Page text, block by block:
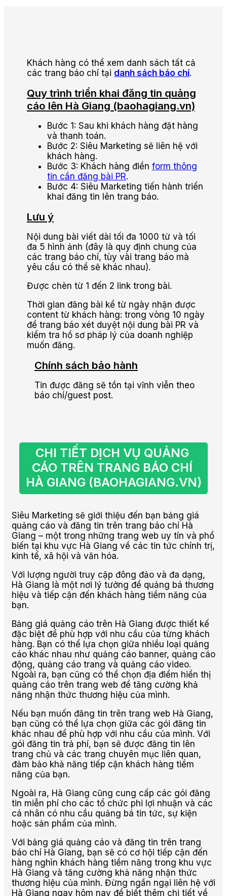
Khách hàng có thể xem danh sách tất cả
các trang báo chí tại danh sách báo chí.
Quy trình triển khai đăng tin quảng
cáo lên Hà Giang (baohagiang.vn)
Bước 1: Sau khi khách hàng đặt hàng
và thanh toán.
Bước 2: Siêu Marketing sẽ liên hệ với
khách hàng.
Bước 3: Khách hàng điền form thông
tin cần đăng bài PR.
Bước 4: Siêu Marketing tiến hành triển
khai đăng tin lên trang báo.
Lưu ý
Nội dung bài viết dài tối đa 1000 từ và tối
đa 5 hình ảnh (đây là quy định chung của
các trang báo chí, tùy vài trang báo mà
yêu cầu có thể sẽ khác nhau).
Được chèn từ 1 đến 2 link trong bài.
Thời gian đăng bài kể từ ngày nhận được
content từ khách hàng: trong vòng 10 ngày
để trang báo xét duyệt nội dung bài PR và
kiểm tra hồ sơ pháp lý của doanh nghiệp
muốn đăng.
Chính sách bảo hành
Tin được đăng sẽ tồn tại vĩnh viễn theo
báo chí/guest post.
CHI TIẾT DỊCH VỤ QUẢNG
CÁO TRÊN TRANG BÁO CHÍ
HÀ GIANG (BAOHAGIANG.VN)
Siêu Marketing sẽ giới thiệu đến bạn bảng giá
quảng cáo và đăng tin trên trang báo chí Hà
Giang – một trong những trang web uy tín và phổ
biến tại khu vực Hà Giang về các tin tức chính trị,
kinh tế, xã hội và văn hóa.
Với lượng người truy cập đông đảo và đa dạng,
Hà Giang là một nơi lý tưởng để quảng bá thương
hiệu và tiếp cận đến khách hàng tiềm năng của
bạn.
Bảng giá quảng cáo trên Hà Giang được thiết kế
đặc biệt để phù hợp với nhu cầu của từng khách
hàng. Bạn có thể lựa chọn giữa nhiều loại quảng
cáo khác nhau như quảng cáo banner, quảng cáo
động, quảng cáo trang và quảng cáo video.
Ngoài ra, bạn cũng có thể chọn địa điểm hiển thị
quảng cáo trên trang web để tăng cường khả
năng nhận thức thương hiệu của mình.
Nếu bạn muốn đăng tin trên trang web Hà Giang,
bạn cũng có thể lựa chọn giữa các gói đăng tin
khác nhau để phù hợp với nhu cầu của mình. Với
gói đăng tin trả phí, bạn sẽ được đăng tin lên
trang chủ và các trang chuyên mục liên quan,
đảm bảo khả năng tiếp cận khách hàng tiềm
năng của bạn.
Ngoài ra, Hà Giang cũng cung cấp các gói đăng
tin miễn phí cho các tổ chức phi lợi nhuận và các
cá nhân có nhu cầu quảng bá tin tức, sự kiện
hoặc sản phẩm của mình.
Với bảng giá quảng cáo và đăng tin trên trang
báo chí Hà Giang, bạn sẽ có cơ hội tiếp cận đến
hàng nghìn khách hàng tiềm năng trong khu vực
Hà Giang và tăng cường khả năng nhận thức
thương hiệu của mình. Đừng ngần ngại liên hệ với
Hà Giang ngay hôm nay để biết thêm chi tiết về